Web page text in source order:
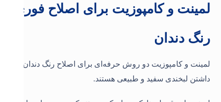
لمینت و کامپوزیت برای اصلاح فوری
رنگ دندان
لمینت و کامپوزیت دو روش حرفه‌ای برای اصلاح رنگ دندان و
داشتن لبخندی سفید و طبیعی هستند.